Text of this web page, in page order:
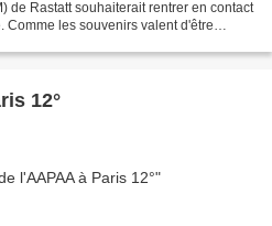
de Rastatt souhaiterait rentrer en contact
Comme les souvenirs valent d'être
12°